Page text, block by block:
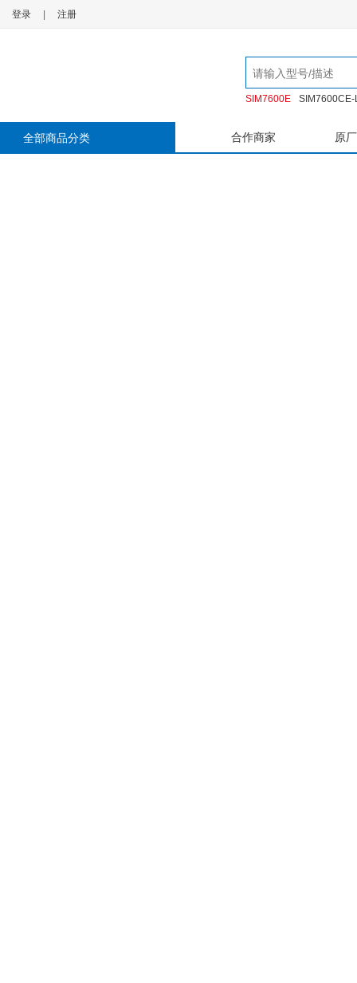
登录 注册
SIM7600E
SIM7600CE-
全部商品分类 合作商家 原